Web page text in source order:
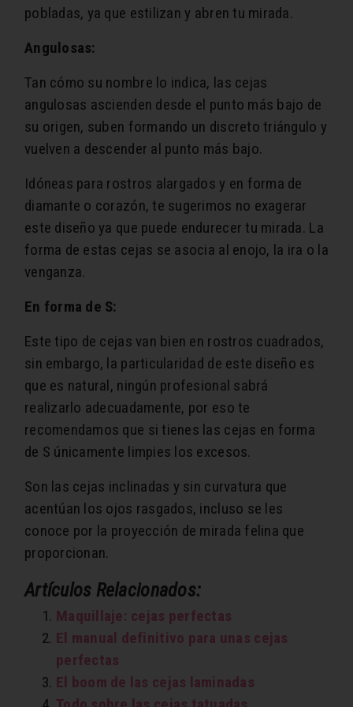
pobladas, ya que estilizan y abren tu mirada.
Angulosas:
Tan cómo su nombre lo indica, las cejas
angulosas ascienden desde el punto más bajo de
su origen, suben formando un discreto triángulo y
vuelven a descender al punto más bajo.
Idóneas para rostros alargados y en forma de
diamante o corazón, te sugerimos no exagerar
este diseño ya que puede endurecer tu mirada. La
forma de estas cejas se asocia al enojo, la ira o la
venganza.
En forma de S:
Este tipo de cejas van bien en rostros cuadrados,
sin embargo, la particularidad de este diseño es
que es natural, ningún profesional sabrá
realizarlo adecuadamente, por eso te
recomendamos que si tienes las cejas en forma
de S únicamente limpies los excesos.
Son las cejas inclinadas y sin curvatura que
acentúan los ojos rasgados, incluso se les
conoce por la proyección de mirada felina que
proporcionan.
Artículos Relacionados:
Maquillaje: cejas perfectas
El manual definitivo para unas cejas
perfectas
El boom de las cejas laminadas